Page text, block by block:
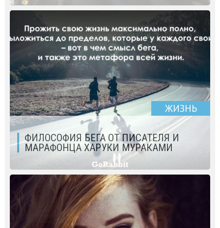
ЖИЗНЬ
ФИЛОСОФИЯ БЕГА ОТ ПИСАТЕЛЯ И
МАРАФОНЦА ХАРУКИ МУРАКАМИ